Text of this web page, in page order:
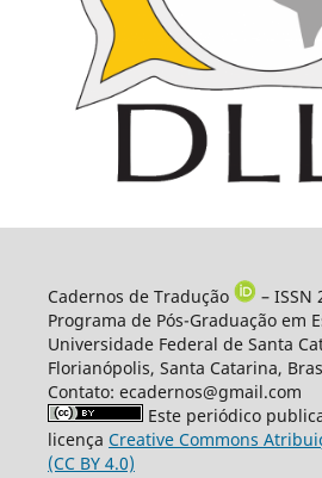
Cadernos de Tradução
– ISSN
Programa de Pós-Graduação em
Universidade Federal de Santa
Florianópolis, Santa Catarina,
Contato: ecadernos@gmail.com
Este periódico
licença Creative Commons
(CC BY 4.0)